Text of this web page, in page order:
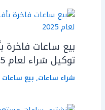
بيع ساعات فاخرة
توكيل شراء لعام 2025
شراء ساعات, بيع ساعات